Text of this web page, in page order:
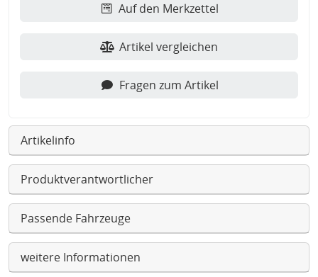
Auf den Merkzettel
Artikel vergleichen
Fragen zum Artikel
Artikelinfo
Produktverantwortlicher
Passende Fahrzeuge
weitere Informationen